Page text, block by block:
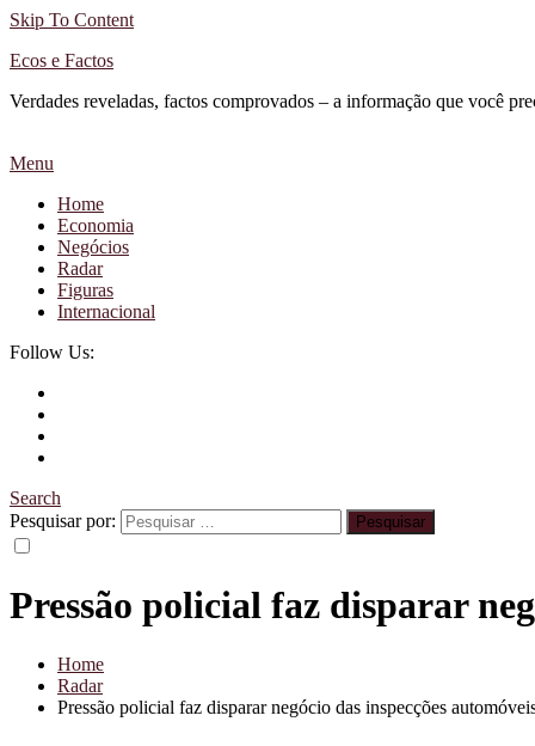
Skip To Content
Ecos e Factos
Verdades reveladas, factos comprovados – a informação que você
Menu
Home
Economia
Negócios
Radar
Figuras
Internacional
Follow Us:
Search
Pesquisar por:
Pressão policial faz disparar
Home
Radar
Pressão policial faz disparar negócio das inspecções